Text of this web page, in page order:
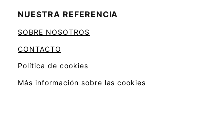
NUESTRA REFERENCIA
SOBRE NOSOTROS
CONTACTO
Política de cookies
Más información sobre las cookies